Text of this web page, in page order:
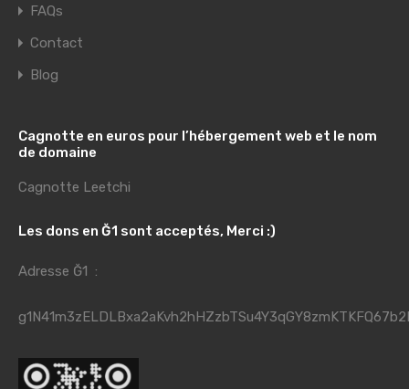
FAQs
Contact
Blog
Cagnotte en euros pour l’hébergement web et le nom
de domaine
Cagnotte Leetchi
Les dons en Ğ1 sont acceptés, Merci :)
Adresse Ğ1 :